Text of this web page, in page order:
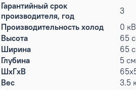
Гарантийный срок
производителя, год
3
Производительность холод
0
Высота
65
Ширина
65
Глубина
5 см
ШxГxВ
Вес
3.5